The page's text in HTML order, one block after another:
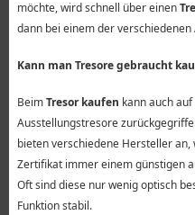
möchte, wird schnell über einen
dann bei einem der
Kann man Tresore gebraucht
BeimTresor kaufen kann auch
Ausstellungstresore
bieten verschiedene Hersteller
Zertifikat immer einem günstigen
Oft sind diese nur wenig optisch
Funktion stabil.